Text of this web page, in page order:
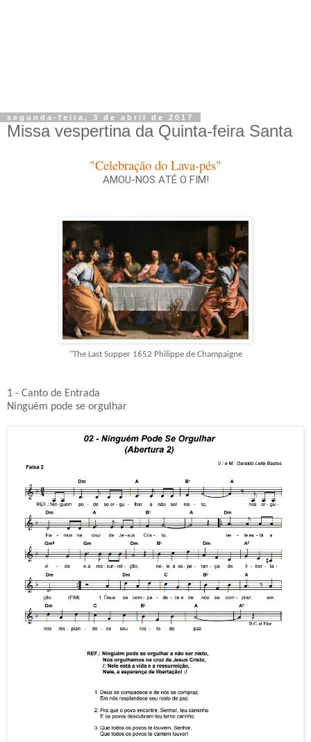
segunda-feira, 3 de abril de 2017
Missa vespertina da Quinta-feira Santa
"Celebração do Lava-pés"
AMOU-NOS ATÉ O FIM!
"The Last Supper 1652 Philippe de Champaigne
1 - Canto de Entrada
Ninguém pode se orgulhar